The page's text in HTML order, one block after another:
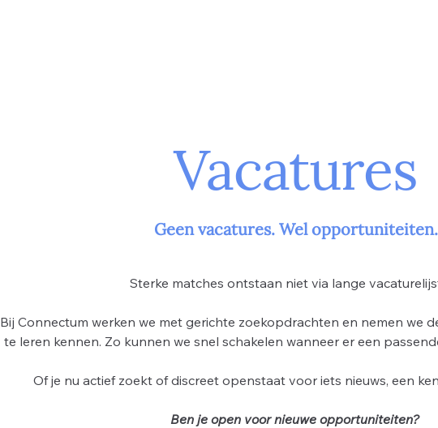
Vacatures
Geen vacatures. Wel opportuniteiten.
Sterke matches ontstaan niet via lange
Bij Connectum werken we met gerichte zoekopdrachten en nemen we
te leren kennen. Zo kunnen we snel schakelen wanneer er een
Of je nu actief zoekt of discreet openstaat voor iets nieuws, een
Ben je open voor nieuwe opportuniteiten?